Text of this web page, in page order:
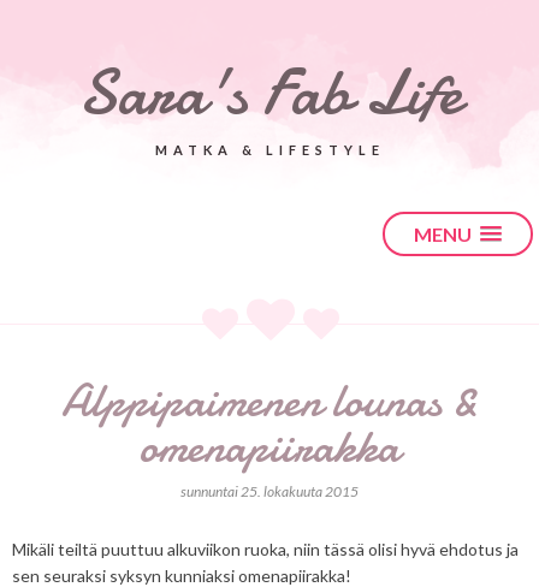
Sara's Fab Life
MATKA & LIFESTYLE
MENU
Alppipaimenen lounas &
omenapiirakka
sunnuntai 25. lokakuuta 2015
Mikäli teiltä puuttuu alkuviikon ruoka, niin tässä olisi hyvä ehdotus ja
sen seuraksi syksyn kunniaksi omenapiirakka!